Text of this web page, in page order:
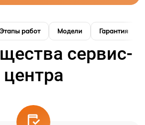
Этапы работ Модели Гарантия
сервис-
центра